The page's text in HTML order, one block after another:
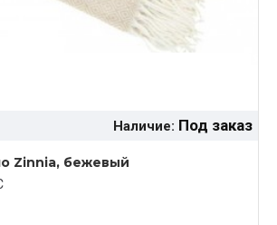
Наличие: Под заказ
Zinnia, бежевый